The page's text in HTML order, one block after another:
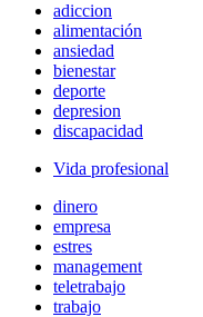
adiccion
alimentación
ansiedad
bienestar
deporte
depresion
discapacidad
Vida profesional
dinero
empresa
estres
management
teletrabajo
trabajo